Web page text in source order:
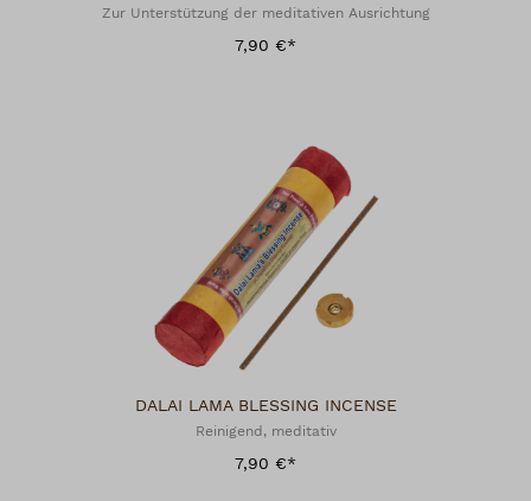
Zur Unterstützung der meditativen Ausrichtung
7,90 €*
DALAI LAMA BLESSING INCENSE
Reinigend, meditativ
7,90 €*